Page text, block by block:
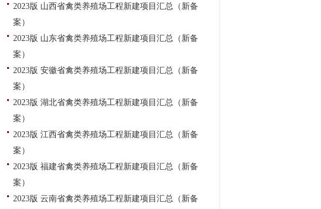
2023版 山西省禽类养殖场工程新建项目汇总（新备
案）
2023版 山东省禽类养殖场工程新建项目汇总（新备
案）
2023版 安徽省禽类养殖场工程新建项目汇总（新备
案）
2023版 湖北省禽类养殖场工程新建项目汇总（新备
案）
2023版 江西省禽类养殖场工程新建项目汇总（新备
案）
2023版 福建省禽类养殖场工程新建项目汇总（新备
案）
2023版 云南省禽类养殖场工程新建项目汇总（新备